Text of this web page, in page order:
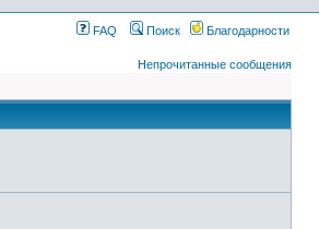
FAQ Поиск Благодарности
Непрочитанные сообщения